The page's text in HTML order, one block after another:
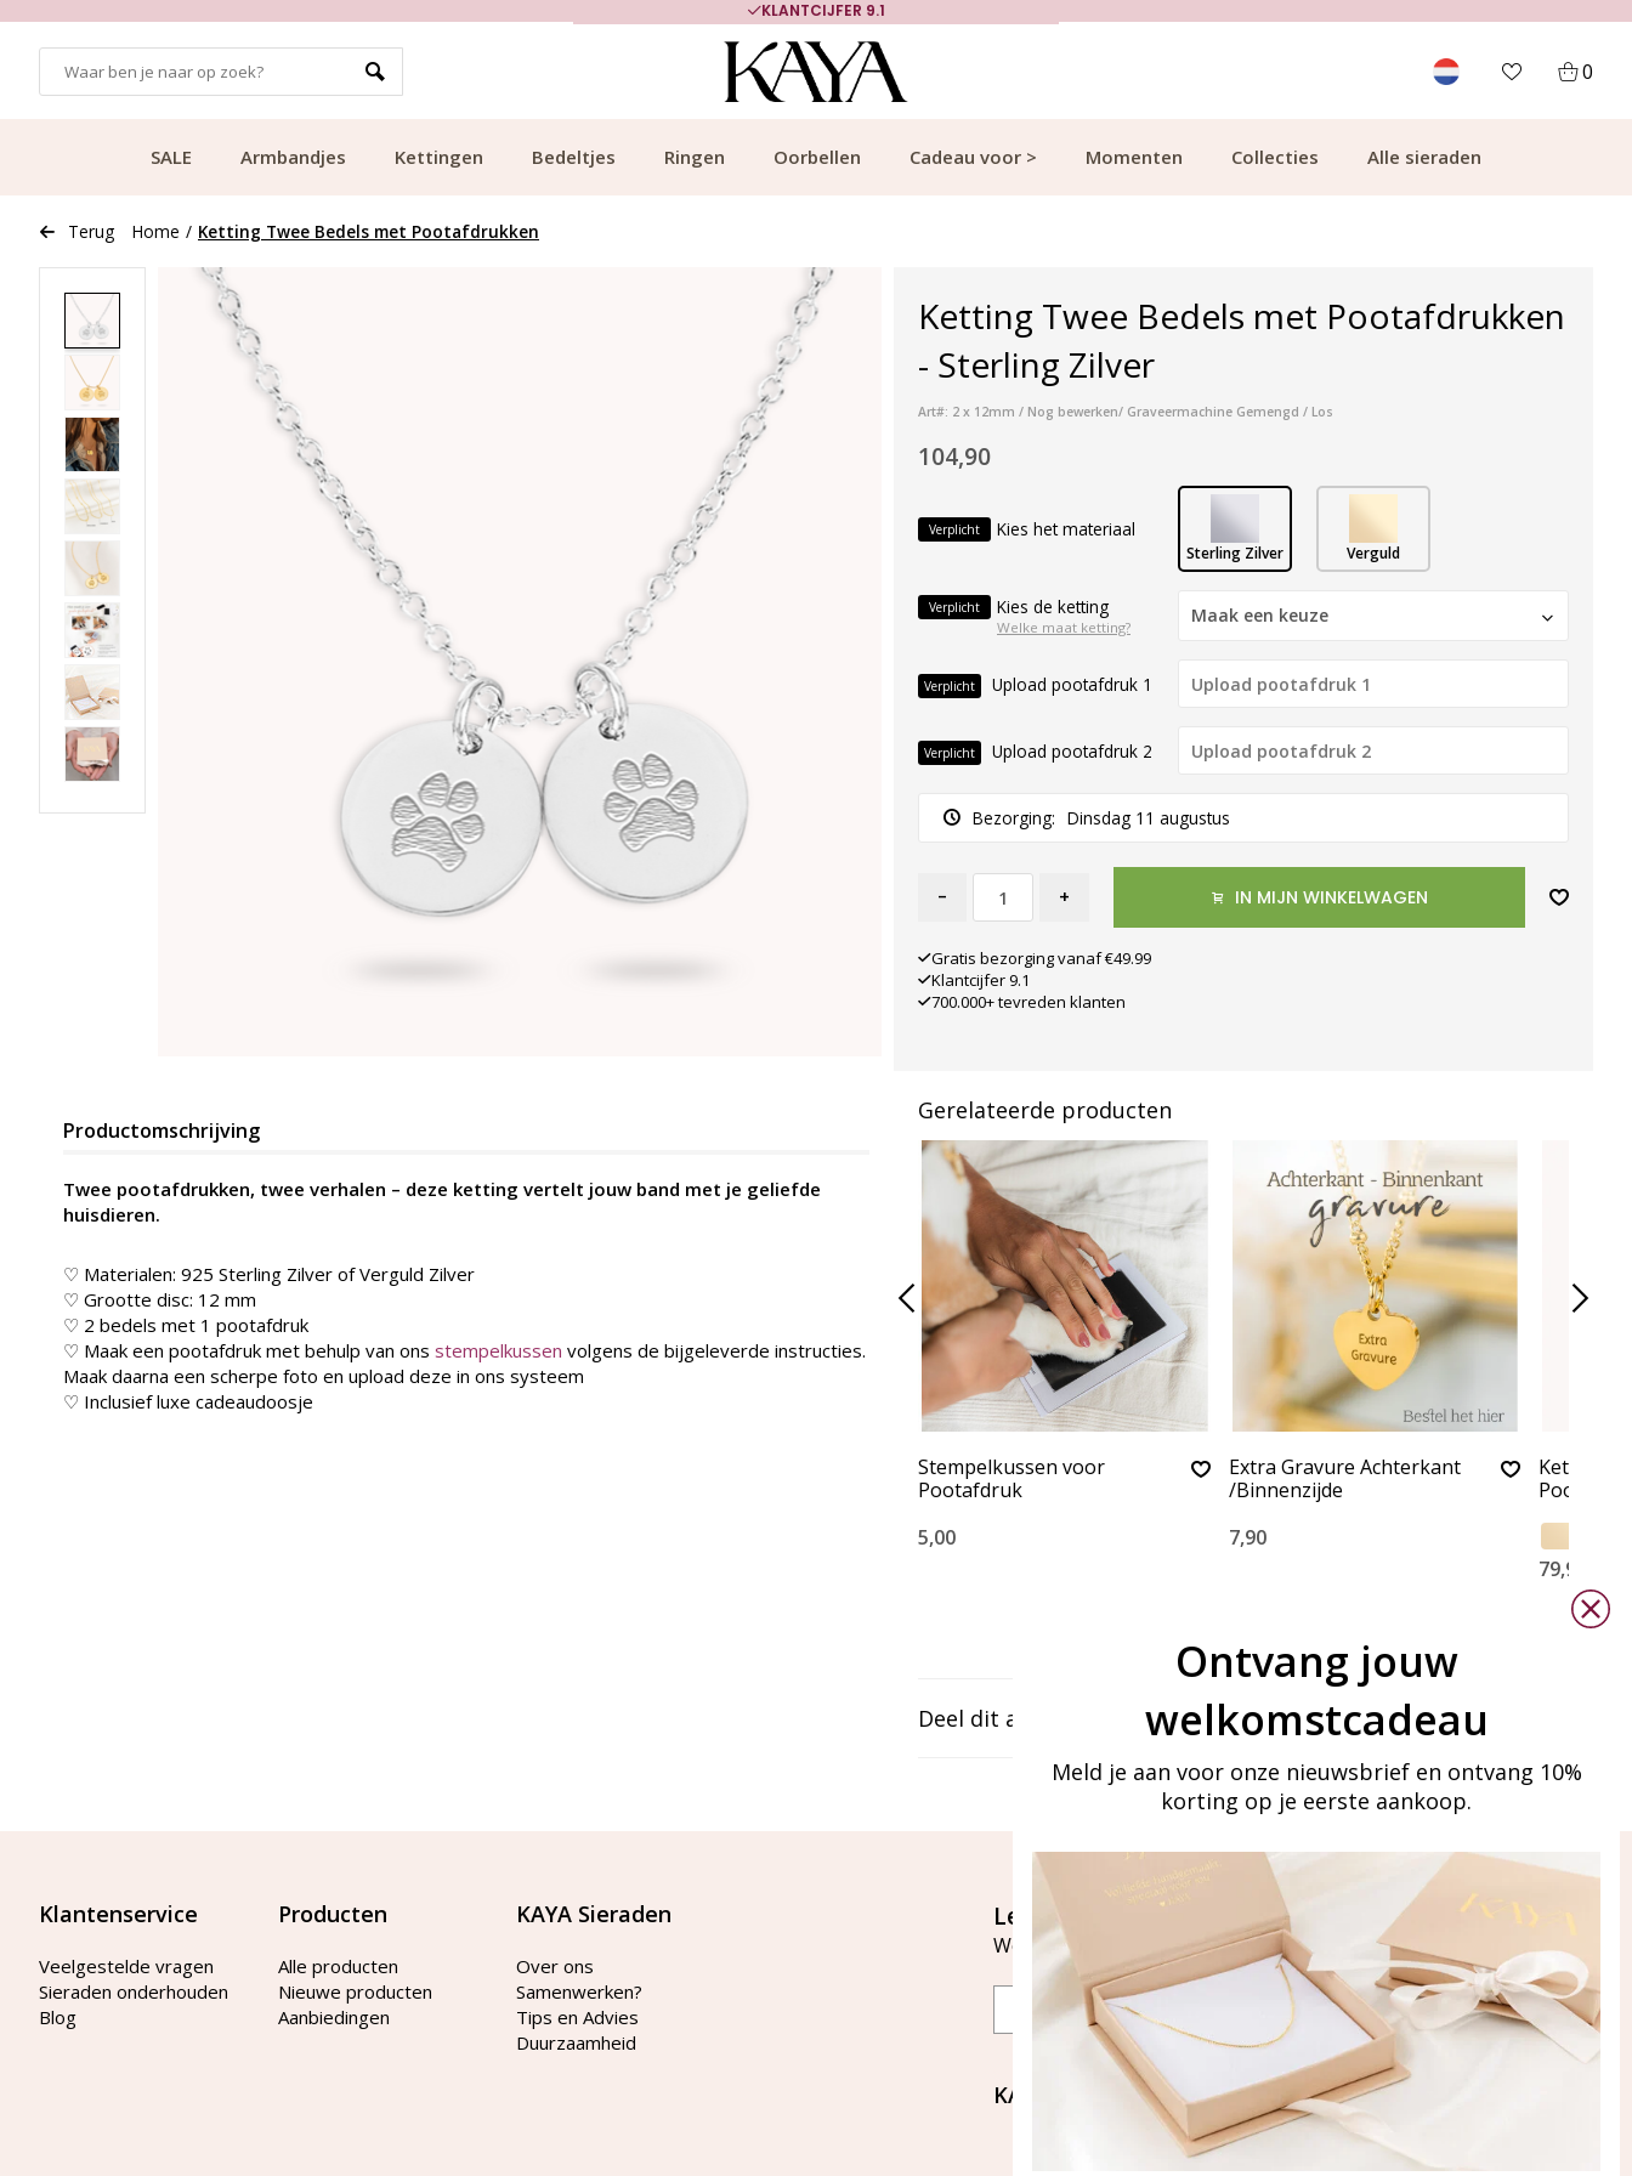
KLANTCIJFER 9.1
0
SALE Armbandjes Kettingen Bedeltjes Ringen Oorbellen Cadeau voor > Momenten Collecties Alle sieraden
Terug Home / Ketting Twee Bedels met Pootafdrukken
Ketting Twee Bedels met Pootafdrukken
- Sterling Zilver
Art#: 2 x 12mm / Nog bewerken/ Graveermachine Gemengd / Los
104,90
Verplicht Kies het materiaal
Sterling Zilver Verguld
Verplicht Kies de ketting
Welke maat ketting? Maak een keuze
Verplicht Upload pootafdruk 1
Verplicht Upload pootafdruk 2
Bezorging: Dinsdag 11 augustus
- + IN MIJN WINKELWAGEN
Gratis bezorging vanaf €49.99
Klantcijfer 9.1
700.000+ tevreden klanten
Productomschrijving
Twee pootafdrukken, twee verhalen – deze ketting vertelt jouw band met je geliefde
huisdieren.
♡ Materialen: 925 Sterling Zilver of Verguld Zilver
♡ Grootte disc: 12 mm
♡ 2 bedels met 1 pootafdruk
♡ Maak een pootafdruk met behulp van ons stempelkussen volgens de bijgeleverde instructies.
Maak daarna een scherpe foto en upload deze in ons systeem
♡ Inclusief luxe cadeaudoosje
Gerelateerde producten
Stempelkussen voor
Pootafdruk
5,00
Extra Gravure Achterkant
/Binnenzijde
7,90
Ketting
79,90
Deel dit artikel
Klantenservice
Veelgestelde vragen
Sieraden onderhouden
Blog
Producten
Alle producten
Nieuwe producten
Aanbiedingen
KAYA Sieraden
Over ons
Samenwerken?
Tips en Advies
Duurzaamheid
Let's stay in touch
Word lid van onze mailinglijst
KAYA Sieraden
Bellen of WhatsApp Ma-Vr
Ontvang jouw
welkomstcadeau
Meld je aan voor onze nieuwsbrief en ontvang 10%
korting op je eerste aankoop.